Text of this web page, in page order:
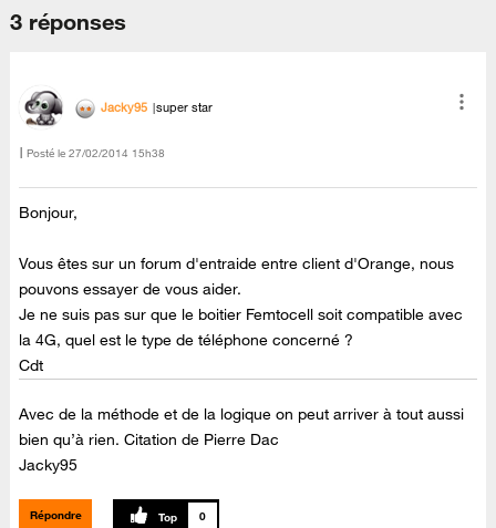
3 réponses
Jacky95 super star
Posté le ‎27/02/2014 15h38
Bonjour,
Vous êtes sur un forum d'entraide entre client d'Orange, nous
pouvons essayer de vous aider.
Je ne suis pas sur que le boitier Femtocell soit compatible avec
la 4G, quel est le type de téléphone concerné ?
Cdt
Avec de la méthode et de la logique on peut arriver à tout aussi
bien qu’à rien. Citation de Pierre Dac
Jacky95
Répondre 0